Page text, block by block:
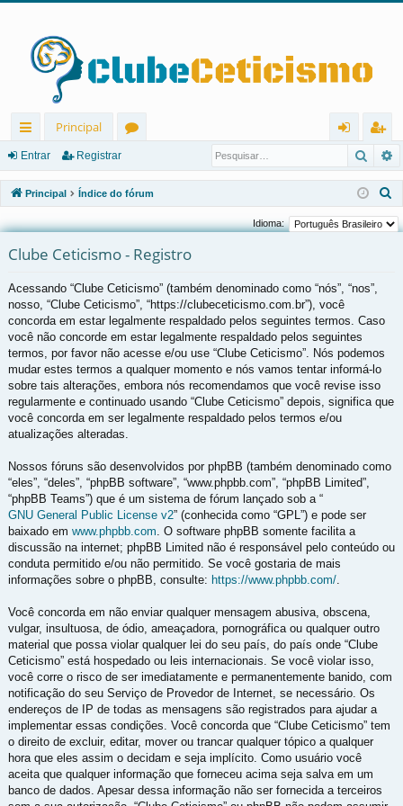
in
ks
rá
os
Principal
u
ns
ra
r
eg
ist
ra
Entrar Registrar
Principal Índice do fórum
s
Idioma:
Clube Ceticismo - Registro
Acessando “Clube Ceticismo” (também denominado como “nós”, “nos”,
nosso, “Clube Ceticismo”, “https://clubeceticismo.com.br”), você
concorda em estar legalmente respaldado pelos seguintes termos. Caso
você não concorde em estar legalmente respaldado pelos seguintes
termos, por favor não acesse e/ou use “Clube Ceticismo”. Nós podemos
mudar estes termos a qualquer momento e nós vamos tentar informá-lo
sobre tais alterações, embora nós recomendamos que você revise isso
regularmente e continuado usando “Clube Ceticismo” depois, significa que
você concorda em ser legalmente respaldado pelos termos e/ou
atualizações alteradas.
Nossos fóruns são desenvolvidos por phpBB (também denominado como
“eles”, “deles”, “phpBB software”, “www.phpbb.com”, “phpBB Limited”,
“phpBB Teams”) que é um sistema de fórum lançado sob a “
GNU General Public License v2” (conhecida como “GPL”) e pode ser
baixado em www.phpbb.com . O software phpBB somente facilita a
discussão na internet; phpBB Limited não é responsável pelo conteúdo ou
conduta permitido e/ou não permitido. Se você gostaria de mais
informações sobre o phpBB, consulte: https://www.phpbb.com/
Você concorda em não enviar qualquer mensagem abusiva, obscena,
vulgar, insultuosa, de ódio, ameaçadora, pornográfica ou qualquer outro
material que possa violar qualquer lei do seu país, do país onde “Clube
Ceticismo” está hospedado ou leis internacionais. Se você violar isso,
você corre o risco de ser imediatamente e permanentemente banido, com
notificação do seu Serviço de Provedor de Internet, se necessário. Os
endereços de IP de todas as mensagens são registrados para ajudar a
implementar essas condições. Você concorda que “Clube Ceticismo” tem
o direito de excluir, editar, mover ou trancar qualquer tópico a qualquer
hora que eles assim o decidam e seja implícito. Como usuário você
aceita que qualquer informação que forneceu acima seja salva em um
banco de dados. Apesar dessa informação não ser fornecida a terceiros